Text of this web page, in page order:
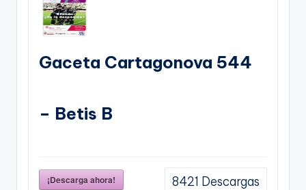
Gaceta Cartagonova 544
– Betis B
¡Descarga ahora! 8421 Descargas